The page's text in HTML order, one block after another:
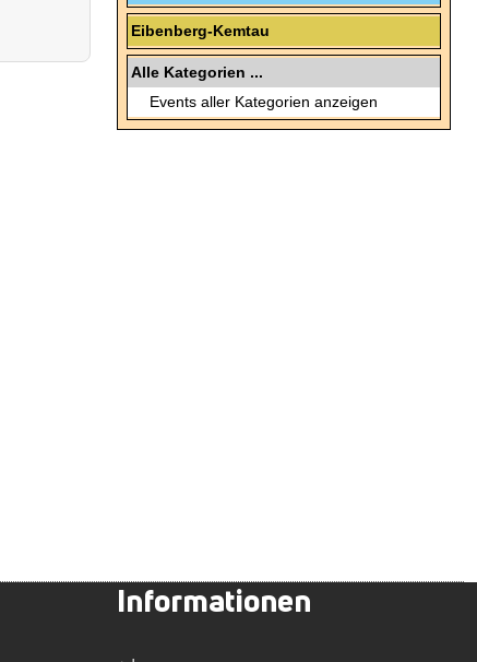
Eibenberg-Kemtau
Alle Kategorien ...
Events aller Kategorien anzeigen
Informationen